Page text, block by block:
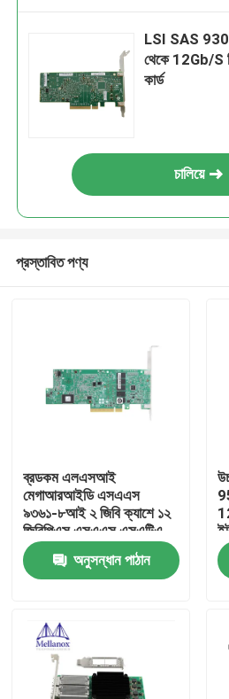
বাড়ি
পণ্য
আমাদের সম্পর্কে
LSI SAS
থেকে 12Gb/S
কার্ড
চালিয়ে
প্রস্তাবিত পণ্য
ব্রডকম এলএসআই
মেগাআরআইডি এসএএস
৯৩৬১-৮আই ২ জিবি ক্যাশে ১২
জিবিপিএস এসএএস এসএটিএ
পিসিআইই ৩.০ রেড কন্ট্রোলার
কার্ড
অনুসন্ধান পাঠান